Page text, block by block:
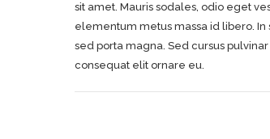
sit amet. Mauris sodales, odio eget
elementum metus massa id libero.
sed porta magna. Sed cursus
consequat elit ornare eu.